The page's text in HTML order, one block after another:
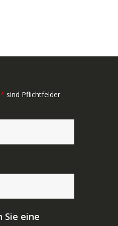
* sind Pflichtfelder
Sie eine